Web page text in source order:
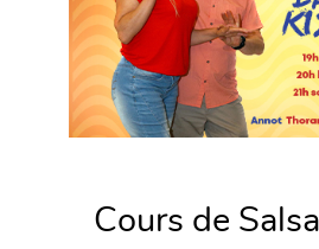
Cours de